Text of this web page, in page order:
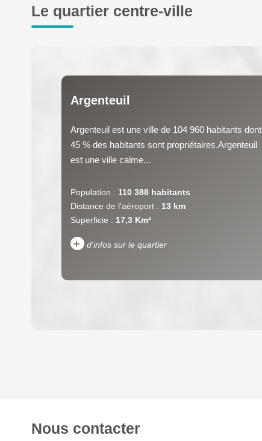
Le quartier centre-ville
Argenteuil
Argenteuil est une ville de 104 960 habitants dont
45 % des habitants sont propriétaires.Argenteuil
est une ville calme...
Population : 110 388 habitants
Distance de l'aéroport : 13 km
Superficie : 17,3 Km²
+ d'infos sur le quartier
TAXE FONCIÈRE
Nous contacter